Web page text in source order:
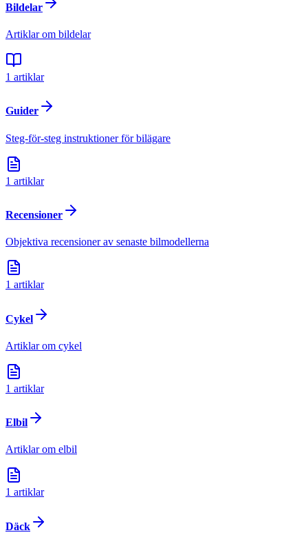
Bildelar
Artiklar om bildelar
1 artiklar
Guider
Steg-för-steg instruktioner för bilägare
1 artiklar
Recensioner
Objektiva recensioner av senaste bilmodellerna
1 artiklar
Cykel
Artiklar om cykel
1 artiklar
Elbil
Artiklar om elbil
1 artiklar
Däck